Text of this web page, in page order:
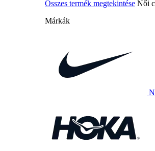
Összes termék megtekintése Női
Márkák